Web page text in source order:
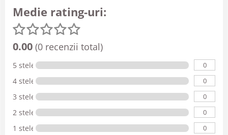
Medie rating-uri:
0.00 (0 recenzii total)
5 stele 0
4 stele 0
3 stele 0
2 stele 0
1 stele 0